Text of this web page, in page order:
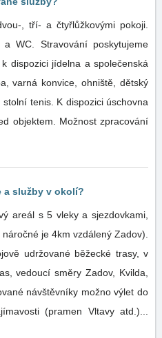
, tří- a čtyřlůžkovými pokoji.
WC. Stravování poskytujeme
varná konvice, ohniště, dětský
tenis. K dispozici úschovna
objektem. Možnost zpracování
a služby v okolí?
areál s 5 vleky a sjezdovkami,
je 4km vzdálený Zadov).
udržované běžecké trasy, v
vedoucí směry Zadov, Kvilda,
(pramen Vltavy atd.)...